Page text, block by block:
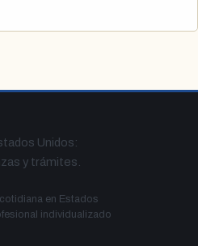
Unidos:
y trámites.
en Estados
individualizado